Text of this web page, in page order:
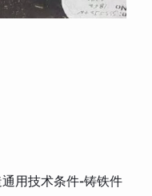
用技术条件-铸铁件